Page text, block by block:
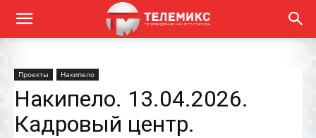
Проекты Накипело
Накипело. 13.04.2026.
Кадровый центр.